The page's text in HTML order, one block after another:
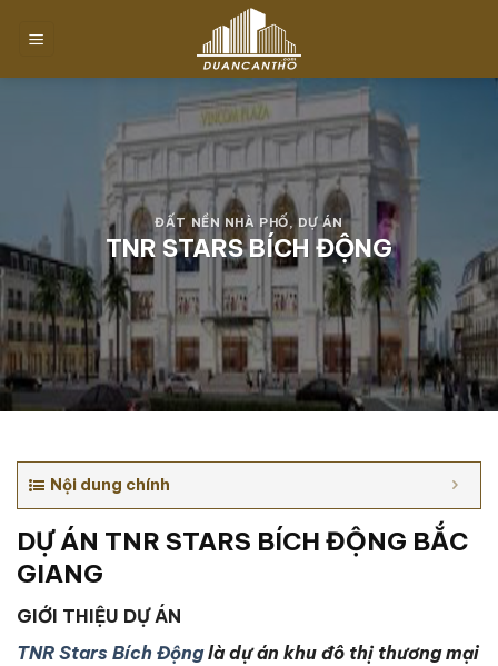
đến
ĐẤT NỀN NHÀ PHỐ, DỰ ÁN
TNR STARS BÍCH ĐỘNG
Nội dung chính
DỰ ÁN TNR STARS BÍCH ĐỘNG BẮC
GIANG
GIỚI THIỆU DỰ ÁN
TNR Stars Bích Độnglà dự án khu đô thị thương mại